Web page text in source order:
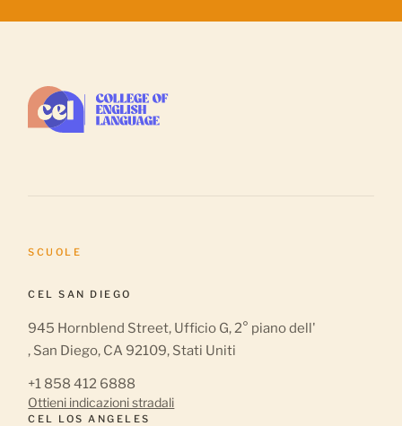
SCUOLE
CEL SAN DIEGO
945 Hornblend Street, Ufficio G, 2° piano dell'
, San Diego, CA 92109, Stati Uniti
+1 858 412 6888
Ottieni indicazioni stradali
CEL LOS ANGELES